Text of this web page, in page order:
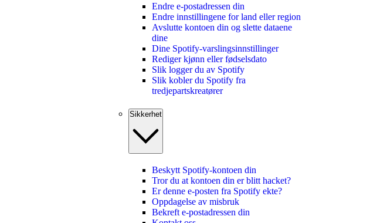
Endre e-postadressen din
Endre innstillingene for land eller region
Avslutte kontoen din og slette dataene
dine
Dine Spotify-varslingsinnstillinger
Rediger kjønn eller fødselsdato
Slik logger du av Spotify
Slik kobler du Spotify fra
tredjepartskreatører
Sikkerhet
Beskytt Spotify-kontoen din
Tror du at kontoen din er blitt hacket?
Er denne e-posten fra Spotify ekte?
Oppdagelse av misbruk
Bekreft e-postadressen din